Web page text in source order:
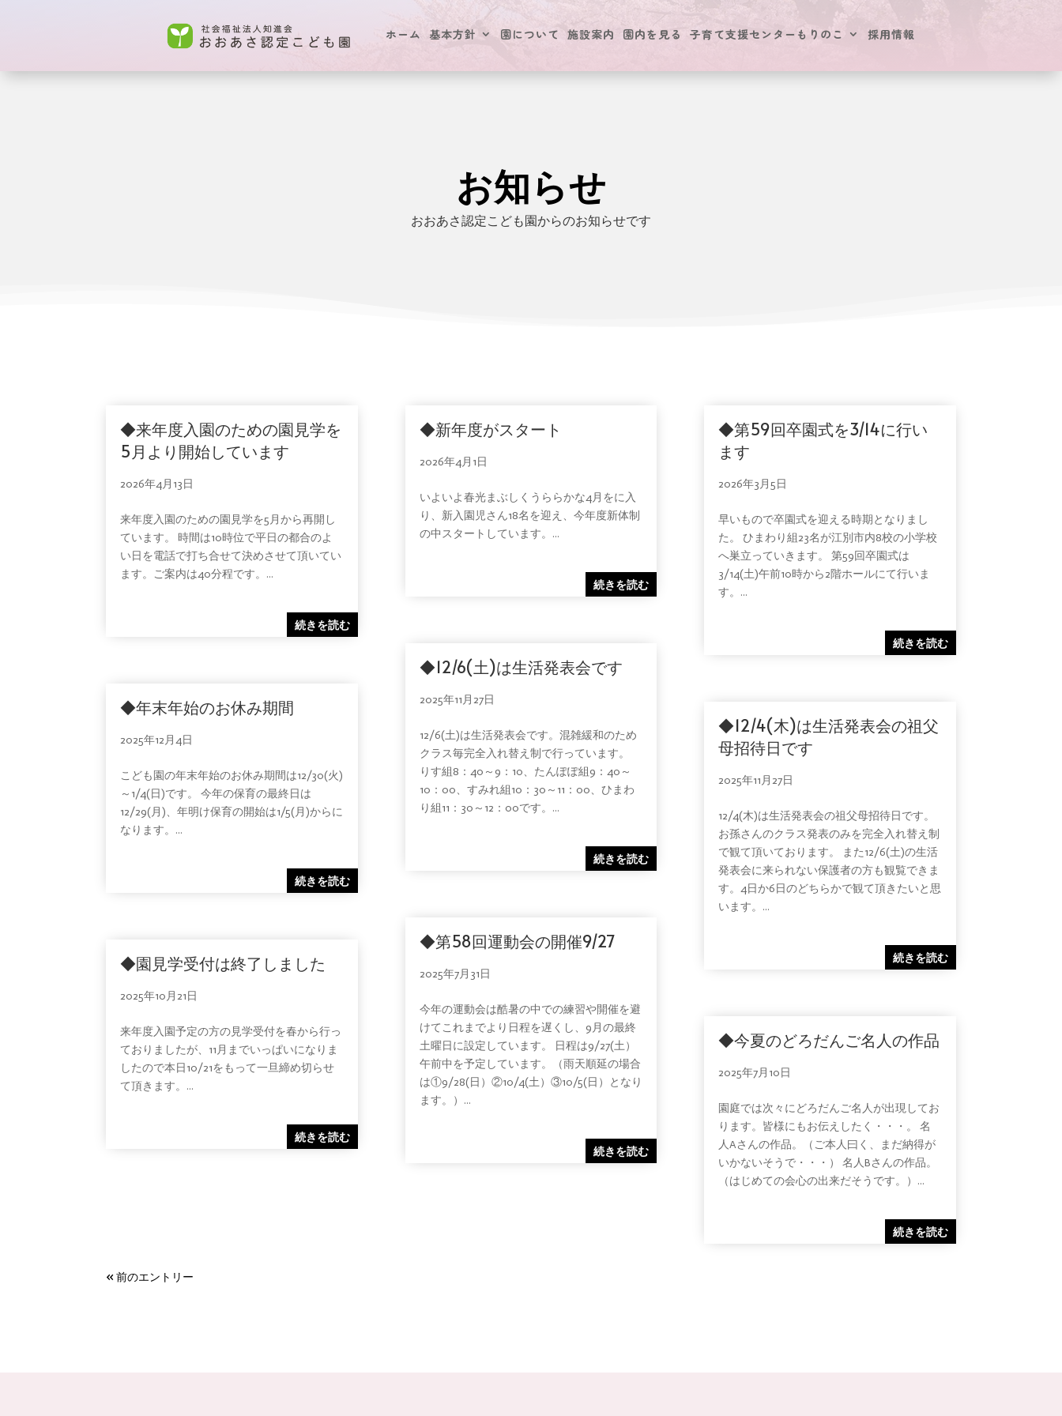
ホーム 基本方針 園について 施設案内 園内を見る 子育て支援センターもりのこ 採用情報
お知らせ
おおあさ認定こども園からのお知らせです
◆来年度入園のための園見学を
5月より開始しています
2026年4月13日
来年度入園のための園見学を5月から再開し
ています。 時間は10時位で平日の都合のよ
い日を電話で打ち合せて決めさせて頂いてい
ます。ご案内は40分程です。...
続きを読む
◆年末年始のお休み期間
2025年12月4日
こども園の年末年始のお休み期間は12/30(火)
～1/4(日)です。 今年の保育の最終日は
12/29(月)、年明け保育の開始は1/5(月)からに
なります。...
続きを読む
◆園見学受付は終了しました
2025年10月21日
来年度入園予定の方の見学受付を春から行っ
ておりましたが、11月までいっぱいになりま
したので本日10/21をもって一旦締め切らせ
て頂きます。...
続きを読む
◆新年度がスタート
2026年4月1日
いよいよ春光まぶしくうららかな4月をに入
り、新入園児さん18名を迎え、今年度新体制
の中スタートしています。...
続きを読む
◆12/6(土)は生活発表会です
2025年11月27日
12/6(土)は生活発表会です。混雑緩和のため
クラス毎完全入れ替え制で行っています。
りす組8：40～9：10、たんぽぽ組9：40～
10：00、すみれ組10：30～11：00、ひまわ
り組11：30～12：00です。...
続きを読む
◆第58回運動会の開催9/27
2025年7月31日
今年の運動会は酷暑の中での練習や開催を避
けてこれまでより日程を遅くし、9月の最終
土曜日に設定しています。 日程は9/27(土）
午前中を予定しています。（雨天順延の場合
は①9/28(日）②10/4(土）③10/5(日）となり
ます。）...
続きを読む
◆第59回卒園式を3/14に行い
ます
2026年3月5日
早いもので卒園式を迎える時期となりまし
た。 ひまわり組23名が江別市内8校の小学校
へ巣立っていきます。 第59回卒園式は
3/14(土)午前10時から2階ホールにて行いま
す。...
続きを読む
◆12/4(木)は生活発表会の祖父
母招待日です
2025年11月27日
12/4(木)は生活発表会の祖父母招待日です。
お孫さんのクラス発表のみを完全入れ替え制
で観て頂いております。 また12/6(土)の生活
発表会に来られない保護者の方も観覧できま
す。4日か6日のどちらかで観て頂きたいと思
います。...
続きを読む
◆今夏のどろだんご名人の作品
2025年7月10日
園庭では次々にどろだんご名人が出現してお
ります。皆様にもお伝えしたく・・・。 名
人Aさんの作品。（ご本人曰く、まだ納得が
いかないそうで・・・） 名人Bさんの作品。
（はじめての会心の出来だそうです。）...
続きを読む
« 前のエントリー